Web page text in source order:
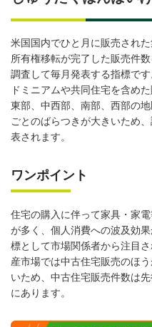
米国国内でひと月に販売され
所有権移転が完了した販売件
調査して毎月発表する指標で
ドミニアムや共同住宅を含め
東部、中西部、南部、西部の
ごとのばらつきが大きいため
表されます。
ワンポイント
住宅の購入に伴って家具・家
が多く、個人消費への波及効
標として市場関係者から注目
産市場では中古住宅販売のほ
いため、中古住宅販売件数は
にあります。